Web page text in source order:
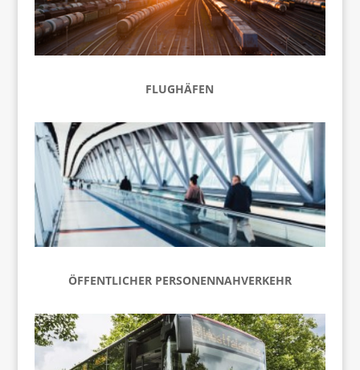
FLUGHÄFEN
ÖFFENTLICHER PERSONENNAHVERKEHR